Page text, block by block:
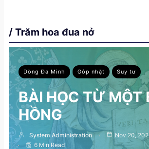
/ Trăm hoa đua nở
Dòng Đa Minh Góp nhặt Suy tư
BÀI HỌC TỪ MỘT
HỒNG
System Administration
Nov 20,
6 Min Read